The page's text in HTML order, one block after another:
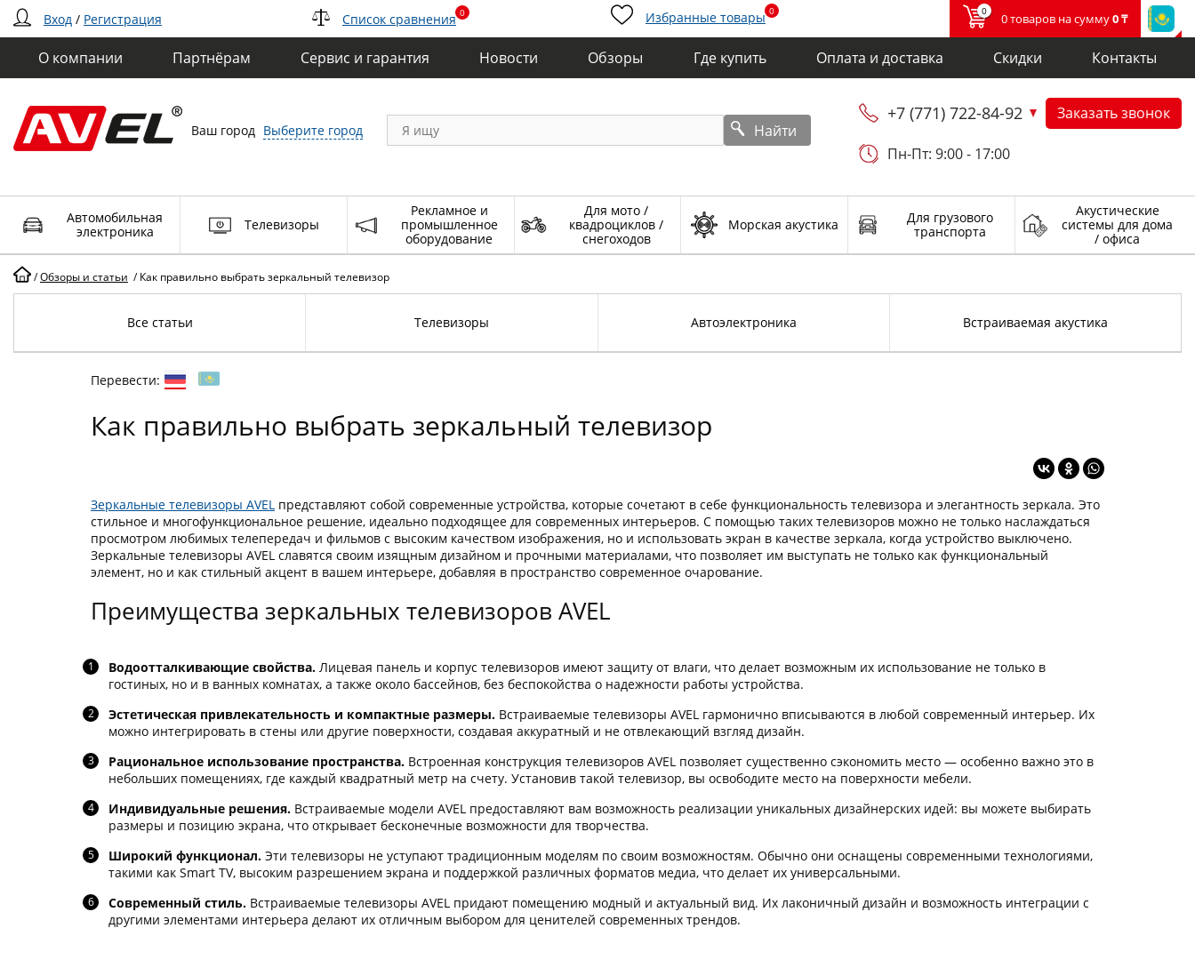
Вход / Регистрация Список сравнения 0 Избранные товары 0 0
0 товаров на сумму0 ₸
О компании Партнёрам Сервис и гарантия Новости Обзоры Где купить Оплата и доставка Скидки Контакты
Ваш город Выберите город Найти
+7 (771) 722-84-92 Заказать звонок
Пн-Пт: 9:00 - 17:00
Автомобильная
электроника
Телевизоры
Рекламное и
промышленное
оборудование
Для мото /
квадроциклов /
снегоходов
Морская акустика
Для грузового
транспорта
Акустические
системы для дома
/ офиса
/Обзоры и статьи /Как правильно выбрать зеркальный телевизор
Все статьи Телевизоры Автоэлектроника Встраиваемая акустика
Перевести:
Как правильно выбрать зеркальный телевизор
Зеркальные телевизоры AVEL представляют собой современные устройства, которые сочетают в себе функциональность телевизора и элегантность зеркала. Это
стильное и многофункциональное решение, идеально подходящее для современных интерьеров. С помощью таких телевизоров можно не только наслаждаться
просмотром любимых телепередач и фильмов с высоким качеством изображения, но и использовать экран в качестве зеркала, когда устройство выключено.
Зеркальные телевизоры AVEL славятся своим изящным дизайном и прочными материалами, что позволяет им выступать не только как функциональный
элемент, но и как стильный акцент в вашем интерьере, добавляя в пространство современное очарование.
Преимущества зеркальных телевизоров AVEL
Водоотталкивающие свойства. Лицевая панель и корпус телевизоров имеют защиту от влаги, что делает возможным их использование не только в
гостиных, но и в ванных комнатах, а также около бассейнов, без беспокойства о надежности работы устройства.
Эстетическая привлекательность и компактные размеры. Встраиваемые телевизоры AVEL гармонично вписываются в любой современный интерьер. Их
можно интегрировать в стены или другие поверхности, создавая аккуратный и не отвлекающий взгляд дизайн.
Рациональное использование пространства. Встроенная конструкция телевизоров AVEL позволяет существенно сэкономить место — особенно важно это в
небольших помещениях, где каждый квадратный метр на счету. Установив такой телевизор, вы освободите место на поверхности мебели.
Индивидуальные решения. Встраиваемые модели AVEL предоставляют вам возможность реализации уникальных дизайнерских идей: вы можете выбирать
размеры и позицию экрана, что открывает бесконечные возможности для творчества.
Широкий функционал. Эти телевизоры не уступают традиционным моделям по своим возможностям. Обычно они оснащены современными технологиями,
такими как Smart TV, высоким разрешением экрана и поддержкой различных форматов медиа, что делает их универсальными.
Современный стиль. Встраиваемые телевизоры AVEL придают помещению модный и актуальный вид. Их лаконичный дизайн и возможность интеграции с
другими элементами интерьера делают их отличным выбором для ценителей современных трендов.